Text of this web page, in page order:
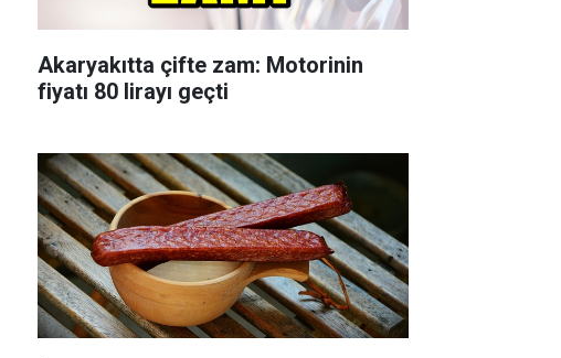
Akaryakıtta çifte zam: Motorinin
fiyatı 80 lirayı geçti